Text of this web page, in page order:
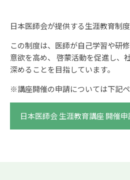
日本医師会が提供する生涯教育制
この制度は、医師が自己学習や研
意欲を高め、
啓蒙活動を促進し、
深めることを目指しています。
※講座開催の申請については下記ペ
日本医師会 生涯教育講座 開催